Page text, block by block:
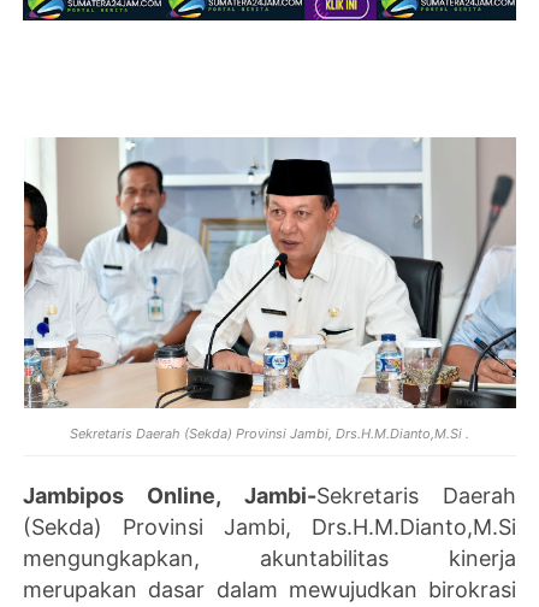
Sekretaris Daerah (Sekda) Provinsi Jambi, Drs.H.M.Dianto,M.Si .
Jambipos Online, Jambi-Sekretaris Daerah
(Sekda) Provinsi Jambi, Drs.H.M.Dianto,M.Si
mengungkapkan, akuntabilitas kinerja
merupakan dasar dalam mewujudkan birokrasi